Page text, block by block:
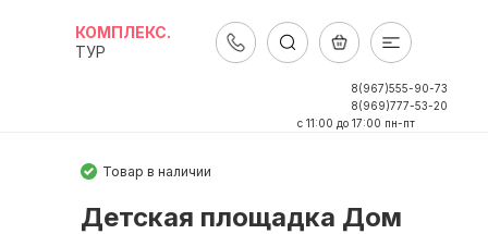
КОМПЛЕКС.
ТУР
8(967)555-90-73
8(969)777-53-20
c 11:00 до 17:00 пн-пт
Товар в наличии
Детская площадка Дом